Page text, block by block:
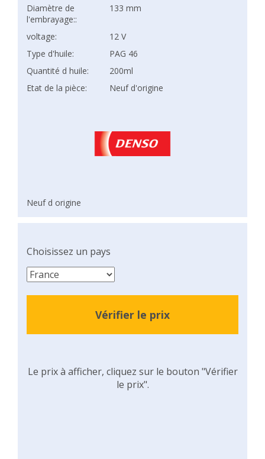
Diamètre de
l'embrayage::
133 mm
voltage:
12 V
Type d'huile:
PAG 46
Quantité d huile:
200ml
Etat de la pièce:
Neuf d'origine
Neuf d origine
Choisissez un pays
Vérifier le prix
Le prix à afficher, cliquez sur le bouton "Vérifier
le prix".